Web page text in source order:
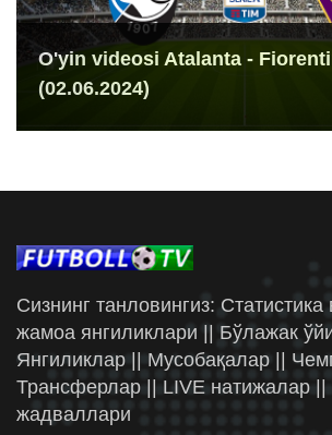
O'yin videosi Atalanta -
(02.06.2024)
Сизнинг танловингиз:
жамоа янгиликлари || Бўлажак
Янгиликлар || Мусобақалар ||
Трансферлар || LIVE натижалар ||
жадваллари